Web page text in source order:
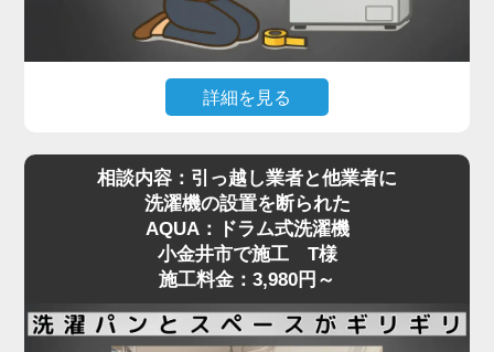
詳細を見る
される方が増えていますが、実際に届いてみると本
体が非常に重く、自力での移動や取り付けが難しい
と感じる方も多いようです。特に設置場所までの搬
入や、わずかな段差の乗り越え、排水や給水の接続
作業などは、専門知識がないと手に負えないケース
も少なくありません。
相談内容：引っ越し業者と他業者に
洗濯機の設置を断られた
AQUA：ドラム式洗濯機
小金井市で施工 T様
施工料金：3,980円～